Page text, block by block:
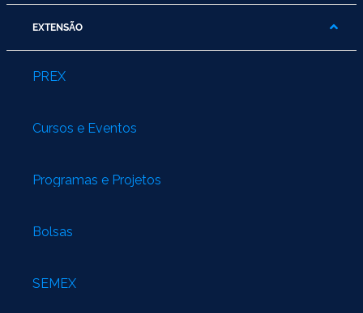
EXTENSÃO
PREX
Cursos e Eventos
Programas e Projetos
Bolsas
SEMEX